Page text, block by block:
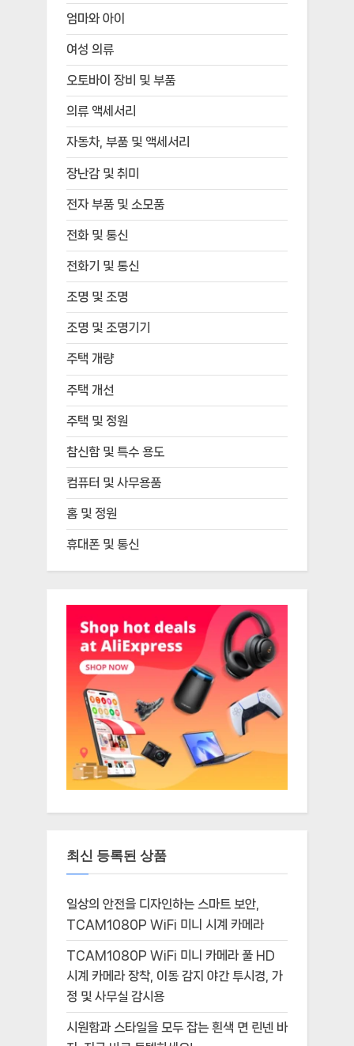
엄마와 아이
여성 의류
오토바이 장비 및 부품
의류 액세서리
자동차, 부품 및 액세서리
장난감 및 취미
전자 부품 및 소모품
전화 및 통신
전화기 및 통신
조명 및 조명
조명 및 조명기기
주택 개량
주택 개선
주택 및 정원
참신함 및 특수 용도
컴퓨터 및 사무용품
홈 및 정원
휴대폰 및 통신
최신 등록된 상품
일상의 안전을 디자인하는 스마트 보안,
TCAM1080P WiFi 미니 시계 카메라
TCAM1080P WiFi 미니 카메라 풀 HD
시계 카메라 장착, 이동 감지 야간 투시경, 가
정 및 사무실 감시용
시원함과 스타일을 모두 잡는 흰색 면 린넨 바